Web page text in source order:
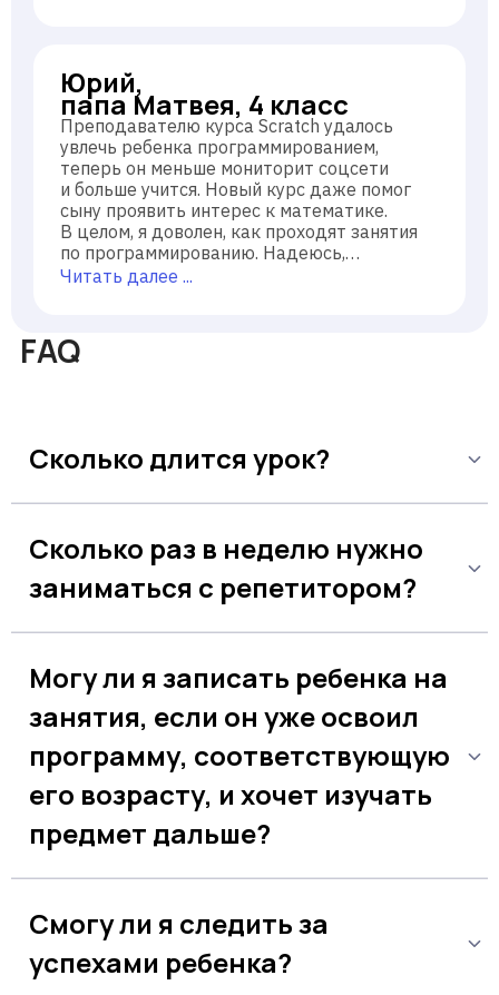
Юрий,
папа Матвея, 4 класс
Преподавателю курса Scratch удалось
увлечь ребенка программированием,
теперь он меньше мониторит соцсети
и больше учится. Новый курс даже помог
сыну проявить интерес к математике.
В целом, я доволен, как проходят занятия
по программированию. Надеюсь,
это станет фундаментом для освоения ИТ-
Читать далее ...
FAQ
Сколько длится урок?
дошкольников и учеников начальных классов.
Сколько раз в неделю нужно
заниматься с репетитором?
заниматься 2 раза в неделю. Так ребенок
сможет в комфортном темпе осваивать учебный
нагрузки.
Могу ли я записать ребенка на
занятия, если он уже освоил
программу, соответствующую
его возрасту, и хочет изучать
предмет дальше?
сложной ступени обучения. Кроме того, у нас
можно готовиться к творческим конкурсам или
олимпиадам.
Смогу ли я следить за
успехами ребенка?